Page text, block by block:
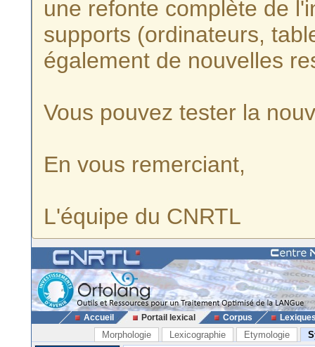
une refonte complète de
supports (ordinateurs,
également de nouvelles
Vous pouvez tester la
En vous remerciant,
L'équipe du CNRTL
Accueil Portail lexical Corpus
Morphologie Lexicographie Etymologie